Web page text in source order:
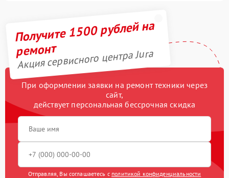
Получите 1500 рублей на
ремонт
Акция сервисного центра Jura
При оформлении заявки на ремонт техники через
сайт,
действует персональная бессрочная скидка
Отправляя, Вы соглашаетесь с политикой конфиденциальности